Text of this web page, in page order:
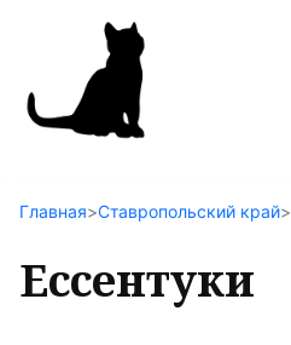
Поиск
Главная>Ставропольский край>
Ессентуки